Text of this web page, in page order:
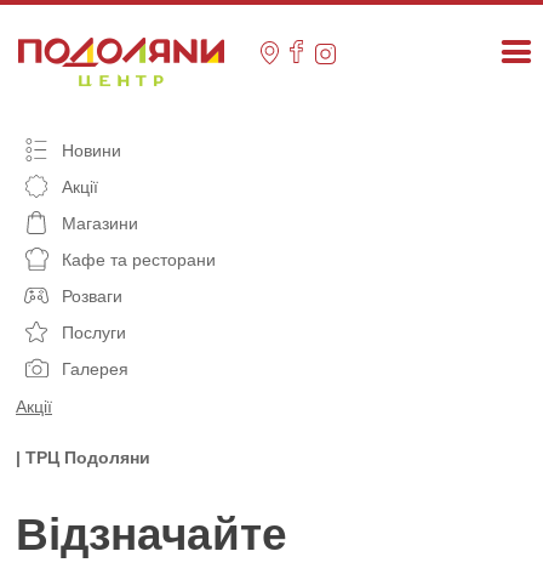
content
Новини
Акції
Магазини
Кафе та ресторани
Розваги
Послуги
Галерея
Акції
| ТРЦ Подоляни
Відзначайте